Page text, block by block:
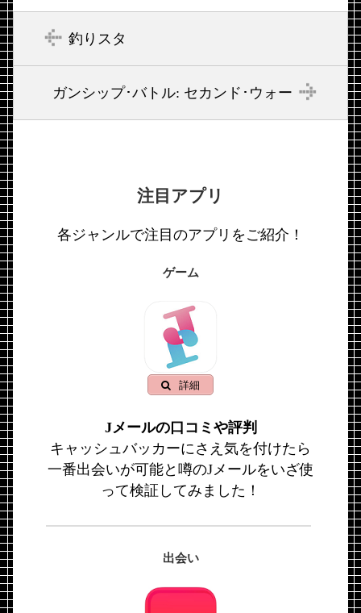
釣りスタ
ガンシップ･バトル: セカンド･ウォー
注目アプリ
各ジャンルで注目のアプリをご紹介！
ゲーム
詳細
Jメールの口コミや評判
キャッシュバッカーにさえ気を付けたら
一番出会いが可能と噂のJメールをいざ使
って検証してみました！
出会い